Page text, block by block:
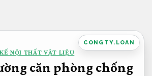
CONGTY.LOAN
NỘI THẤT VẬT LIỆU
căn phòng chống